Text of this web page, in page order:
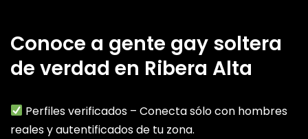
Conoce a gente gay soltera
de verdad en Ribera Alta
Perfiles verificados – Conecta sólo con hombres
reales y autentificados de tu zona.